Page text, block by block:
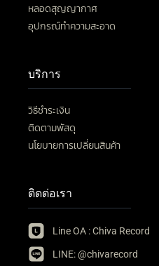
หลอดสุญญากาศ
อุปกรณ์ทำความสะอาด
บริการ
วิธีชำระเงิน
ติดตามพัสดุ
นโยบายการเปลี่ยนสินค้า
ติดต่อเรา
Line OA : Chiva Record
LINE: @chivarecord